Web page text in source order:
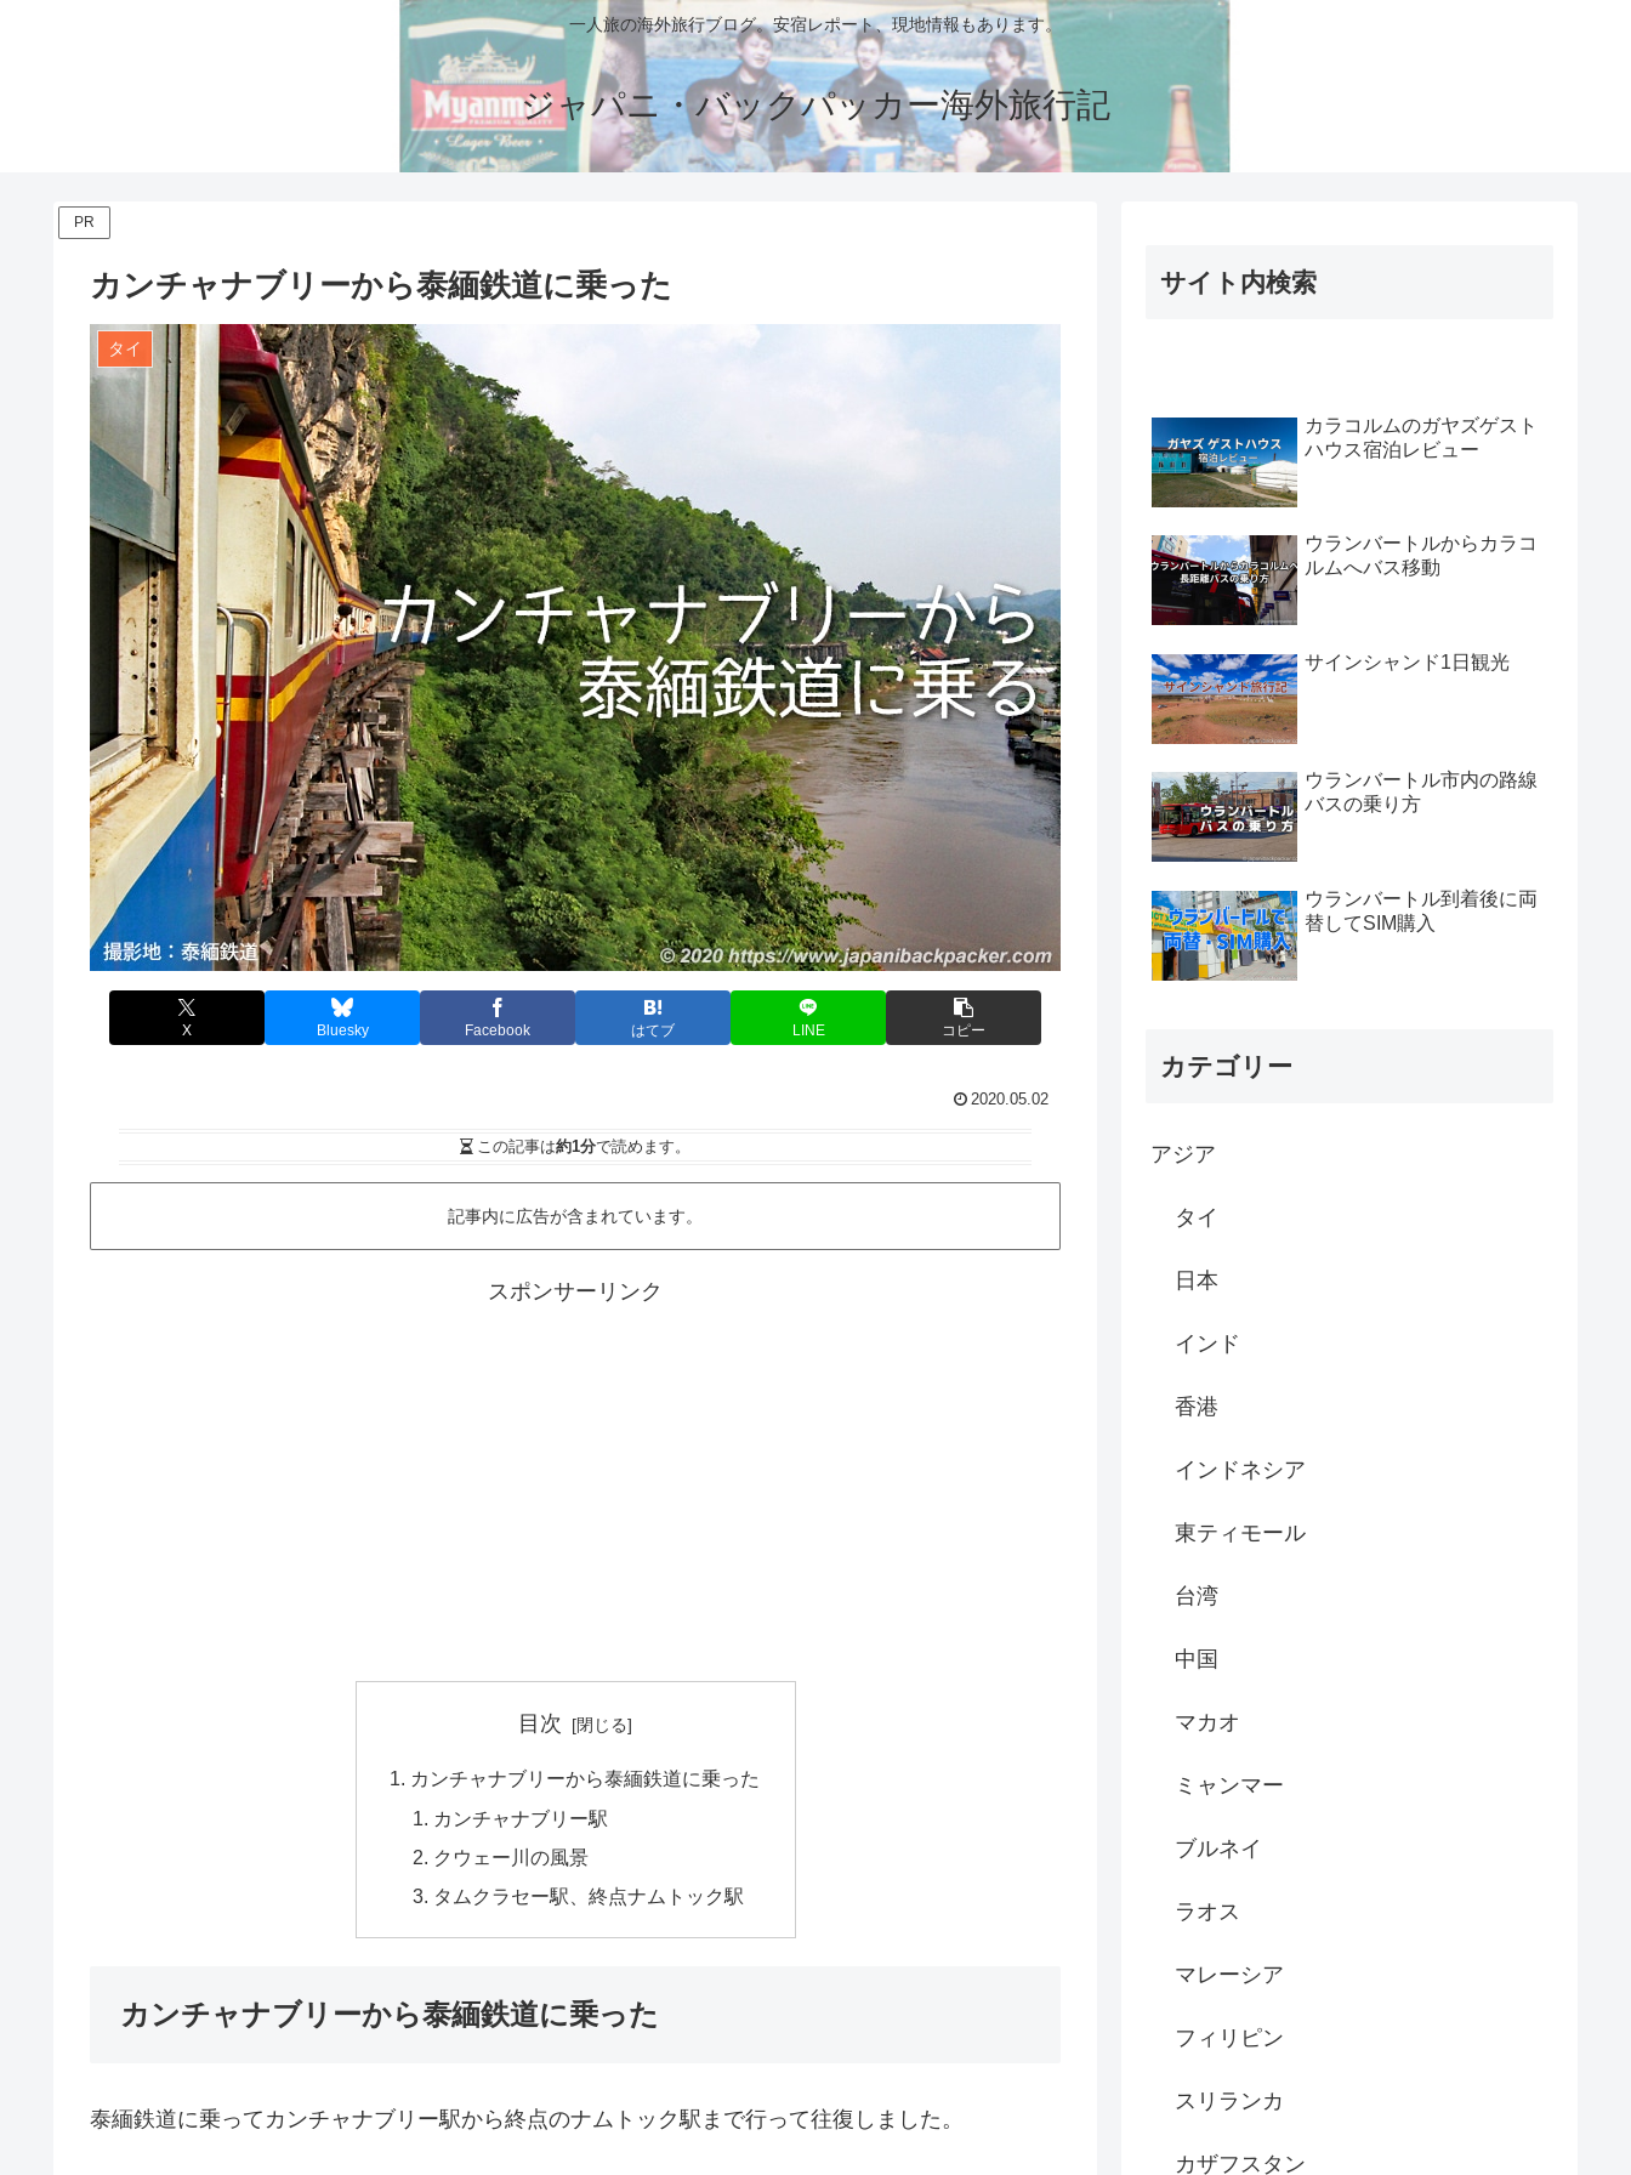
一人旅の海外旅行ブログ。安宿レポート、現地情報もあります。
ジャパニ・バックパッカー海外旅行記
PR
カンチャナブリーから泰緬鉄道に乗った
タイ
X Bluesky Facebook はてブ LINE コピー
2020.05.02
この記事は約1分で読めます。
記事内に広告が含まれています。
スポンサーリンク
目次
カンチャナブリーから泰緬鉄道に乗った
カンチャナブリー駅
クウェー川の風景
タムクラセー駅、終点ナムトック駅
カンチャナブリーから泰緬鉄道に乗った
泰緬鉄道に乗ってカンチャナブリー駅から終点のナムトック駅まで行って往復しました。
サイト内検索
カラコルムのガヤズゲスト
ハウス宿泊レビュー
ウランバートルからカラコ
ルムへバス移動
サインシャンド1日観光
ウランバートル市内の路線
バスの乗り方
ウランバートル到着後に両
替してSIM購入
カテゴリー
アジア
タイ
日本
インド
香港
インドネシア
東ティモール
台湾
中国
マカオ
ミャンマー
ブルネイ
ラオス
マレーシア
フィリピン
スリランカ
カザフスタン